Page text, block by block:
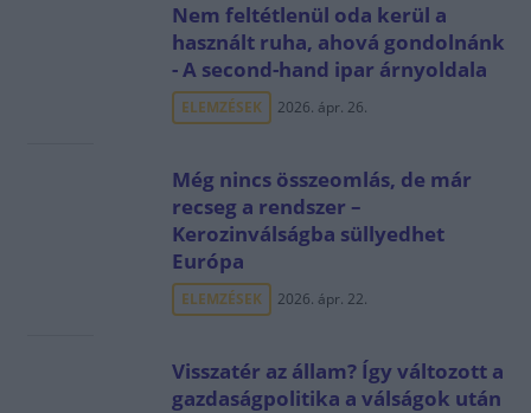
Nem feltétlenül oda kerül a
használt ruha, ahová gondolnánk
- A second-hand ipar árnyoldala
ELEMZÉSEK 2026. ápr. 26.
Még nincs összeomlás, de már
recseg a rendszer –
Kerozinválságba süllyedhet
Európa
ELEMZÉSEK 2026. ápr. 22.
Visszatér az állam? Így változott a
gazdaságpolitika a válságok után